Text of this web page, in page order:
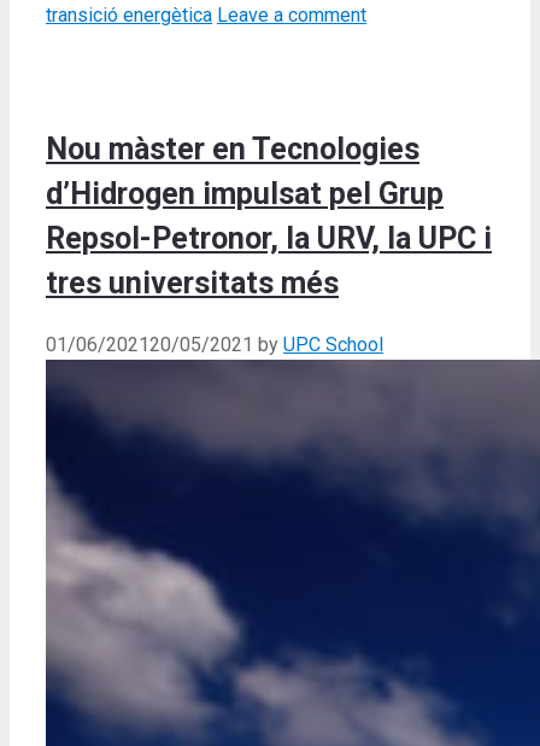
transició energètica Leave a comment
Nou màster en Tecnologies
d’Hidrogen impulsat pel Grup
Repsol-Petronor, la URV, la UPC i
tres universitats més
01/06/202120/05/2021 by UPC School